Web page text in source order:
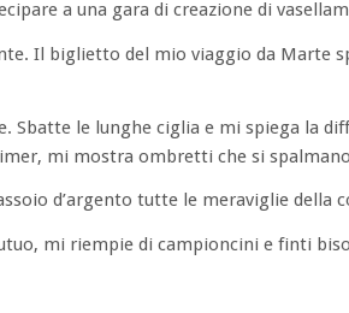
a una gara di creazione di
Il biglietto del mio viaggio da Marte
Sbatte le lunghe ciglia e mi spiega la
mi mostra ombretti che si
d’argento tutte le meraviglie della
mi riempie di campioncini e finti